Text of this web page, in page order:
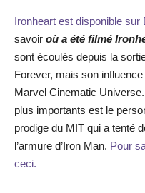
Ironheart est disponible sur
savoir où a été filmé
sont écoulés depuis la
Forever, mais son
Marvel Cinematic
plus importants est le
prodige du MIT qui a tenté
l’armure d’Iron Man. Pour
ceci.